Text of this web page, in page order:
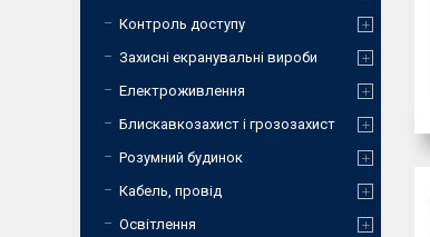
Контроль доступу
Захисні екранувальні вироби
Електроживлення
Блискавкозахист і грозозахист
Розумний будинок
Кабель, провід
Освітлення